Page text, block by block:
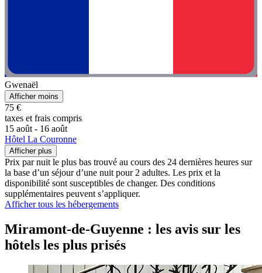
Gwenaël
Afficher moins
75 €
taxes et frais compris
15 août - 16 août
Hôtel La Couronne
Afficher plus
Prix par nuit le plus bas trouvé au cours des 24 dernières heures sur
la base d’un séjour d’une nuit pour 2 adultes. Les prix et la
disponibilité sont susceptibles de changer. Des conditions
supplémentaires peuvent s’appliquer.
Afficher tous les hébergements
Miramont-de-Guyenne : les avis sur les
hôtels les plus prisés